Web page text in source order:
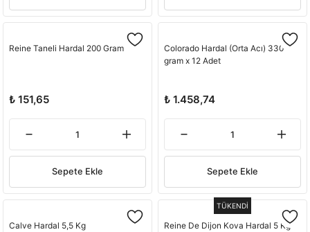
Reine Taneli Hardal 200 Gram
₺ 151,65
Sepete Ekle
Colorado Hardal (Orta Acı) 330
gram x 12 Adet
₺ 1.458,74
Sepete Ekle
Calve Hardal 5,5 Kg
TÜKENDİ
Reine De Dijon Kova Hardal 5 Kg